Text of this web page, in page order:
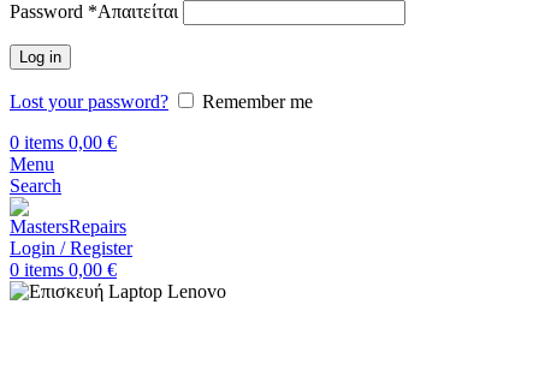
Password *Απαιτείται
Log in
Lost your password?
Remember me
0 items 0,00 €
Menu
Search
Login / Register
0 items 0,00 €